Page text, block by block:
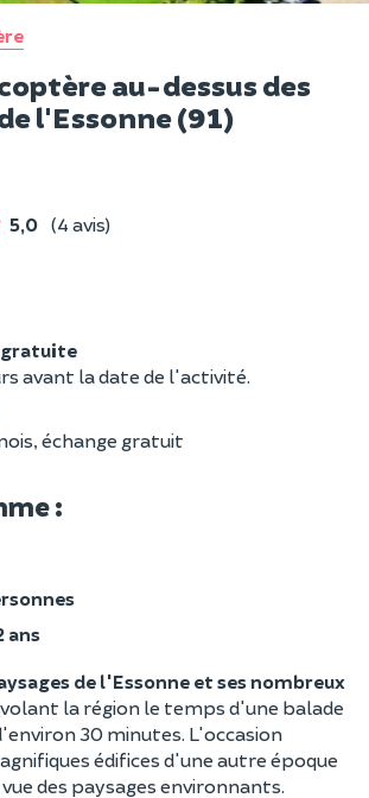
au-dessus des
l'Essonne (91)
5,0 (4 avis)
avant la date de l'activité.
échange gratuit
:
ans
de l'Essonne et ses nombreux
la région le temps d'une balade
30 minutes. L'occasion
édifices d'une autre époque
des paysages environnants.